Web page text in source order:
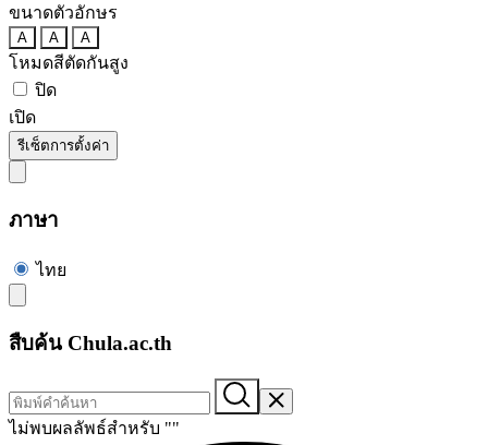
ขนาดตัวอักษร
A A A
โหมดสีตัดกันสูง
ปิด
เปิด
รีเซ็ตการตั้งค่า
ภาษา
ไทย
สืบค้น Chula.ac.th
ไม่พบผลลัพธ์สำหรับ ""